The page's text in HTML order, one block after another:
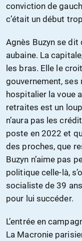
conviction de
c’était un début
Agnès Buzyn se dit
aubaine. La
les bras. Elle le
gouvernement,
hospitalier la voue
retraites est un
n’aura pas les
poste en 2022 et
des proches, que
Buzyn n’aime pas
politique celle-là,
socialiste de 39
pour lui succéder.
L’entrée en
La Macronie